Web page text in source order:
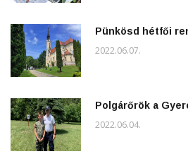
Pünkösd hétfői
2022.06.07.
Polgárőrök a
2022.06.04.